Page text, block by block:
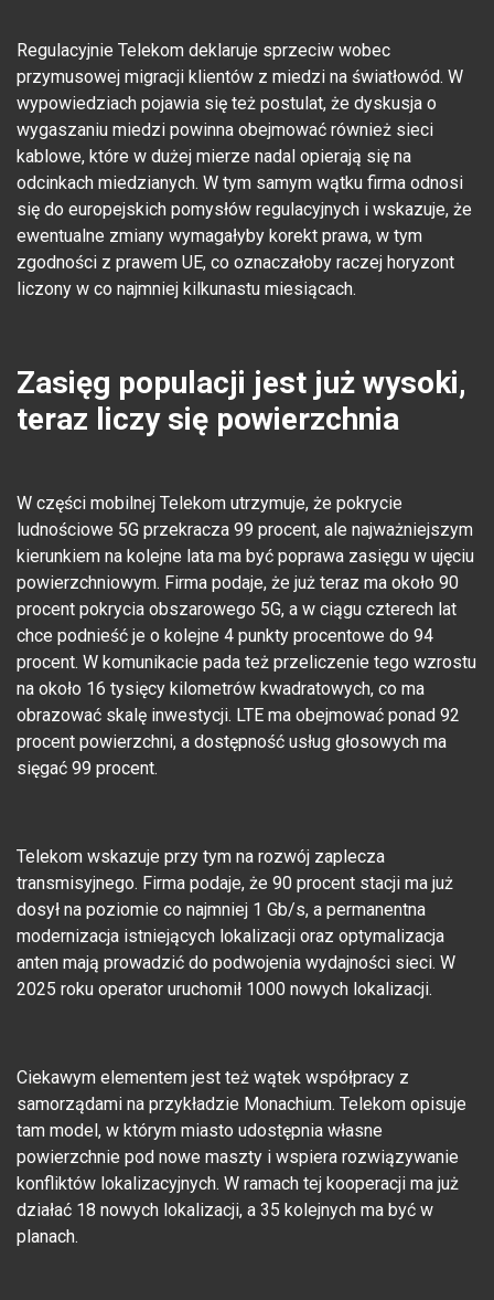
Regulacyjnie Telekom deklaruje sprzeciw wobec
przymusowej migracji klientów z miedzi na światłowód. W
wypowiedziach pojawia się też postulat, że dyskusja o
wygaszaniu miedzi powinna obejmować również sieci
kablowe, które w dużej mierze nadal opierają się na
odcinkach miedzianych. W tym samym wątku firma odnosi
się do europejskich pomysłów regulacyjnych i wskazuje, że
ewentualne zmiany wymagałyby korekt prawa, w tym
zgodności z prawem UE, co oznaczałoby raczej horyzont
liczony w co najmniej kilkunastu miesiącach.
Zasięg populacji jest już wysoki,
teraz liczy się powierzchnia
W części mobilnej Telekom utrzymuje, że pokrycie
ludnościowe 5G przekracza 99 procent, ale najważniejszym
kierunkiem na kolejne lata ma być poprawa zasięgu w ujęciu
powierzchniowym. Firma podaje, że już teraz ma około 90
procent pokrycia obszarowego 5G, a w ciągu czterech lat
chce podnieść je o kolejne 4 punkty procentowe do 94
procent. W komunikacie pada też przeliczenie tego wzrostu
na około 16 tysięcy kilometrów kwadratowych, co ma
obrazować skalę inwestycji. LTE ma obejmować ponad 92
procent powierzchni, a dostępność usług głosowych ma
sięgać 99 procent.
Telekom wskazuje przy tym na rozwój zaplecza
transmisyjnego. Firma podaje, że 90 procent stacji ma już
dosył na poziomie co najmniej 1 Gb/s, a permanentna
modernizacja istniejących lokalizacji oraz optymalizacja
anten mają prowadzić do podwojenia wydajności sieci. W
2025 roku operator uruchomił 1000 nowych lokalizacji.
Ciekawym elementem jest też wątek współpracy z
samorządami na przykładzie Monachium. Telekom opisuje
tam model, w którym miasto udostępnia własne
powierzchnie pod nowe maszty i wspiera rozwiązywanie
konfliktów lokalizacyjnych. W ramach tej kooperacji ma już
działać 18 nowych lokalizacji, a 35 kolejnych ma być w
planach.